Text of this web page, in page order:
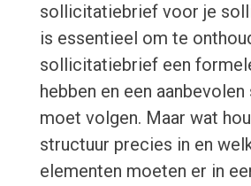
sollicitatiebrief voor je
is essentieel om te
sollicitatiebrief een
hebben en een
moet volgen. Maar wat
structuur precies in en
elementen moeten er in